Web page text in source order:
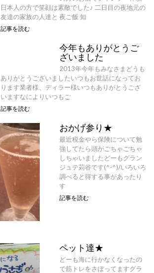
日本人の方で笑顔は素敵でした♪ 二日目の夜地元の
友達の家族の人達と 夜ご飯 知
記事を読む
今年もありがとうご
ざいました
2013年今年もみなさまどうも
ありがとうございましたいつもお世話になってお
ります業者様、ディラー様いつもありがとうござ
いますなによりいつもご
記事を読む
おかげ参り★
最近税金やら保険について勉
強してたら頭がごちゃごちゃ
しちゃいましたどーもグラン
ジュテ苅谷です(^-^)/いろいろ
調べると得する事があったり
す
記事を読む
ペット達★
どーも海に行かなくなったの
で筋トレをさぼってますグラ